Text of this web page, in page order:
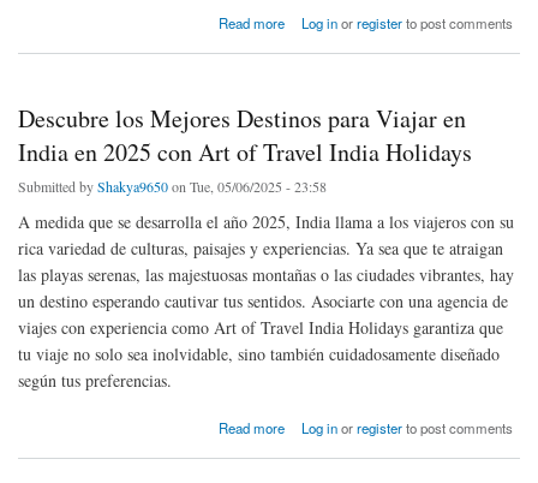
Read more
about Discover Khajuraho: A Timeless Blend of Art, Culture, and Spirituality
Log inorregisterto post comments
Descubre los Mejores Destinos para Viajar en
India en 2025 con Art of Travel India Holidays
Submitted byShakya9650on Tue, 05/06/2025 - 23:58
A medida que se desarrolla el año 2025, India llama a los viajeros con su
rica variedad de culturas, paisajes y experiencias. Ya sea que te atraigan
las playas serenas, las majestuosas montañas o las ciudades vibrantes, hay
un destino esperando cautivar tus sentidos. Asociarte con una agencia de
viajes con experiencia como Art of Travel India Holidays garantiza que
tu viaje no solo sea inolvidable, sino también cuidadosamente diseñado
según tus preferencias.
Read more
about Descubre los Mejores Destinos para Viajar en India en 2025 con Art of Travel India
Log inorregisterto post comments